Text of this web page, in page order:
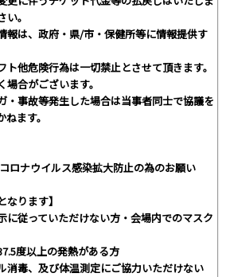
。
は、政府・県/市・保健所等に情報提供す
他危険行為は一切禁止とさせて頂きます。
合がございます。
・事故等発生した場合は当事者同士で協議を
ます。
ロナウイルス感染拡大防止の為のお願い
なります】
に従っていただけない方・会場内でのマスク
度以上の発熱がある方
消毒、及び体温測定にご協力いただけない